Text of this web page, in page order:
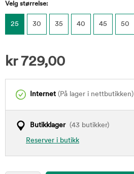
Velg størrelse:
25 30 35 40 45 50
kr729,00
Internet (På lager i nettbutikken)
Butikklager(43 butikker)
Reserver i butikk